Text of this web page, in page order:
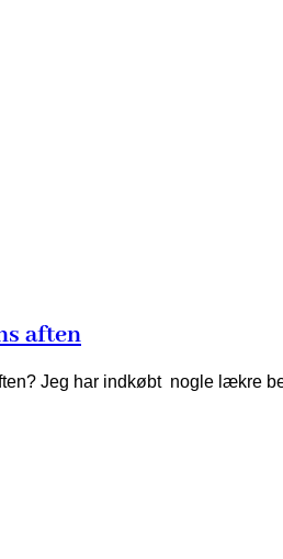
aften
Jeg har indkøbt nogle lækre